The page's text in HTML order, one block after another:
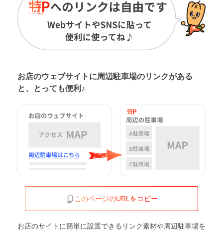
お店のウェブサイトに周辺駐車場のリンクがある
と、とっても便利♪
このページのURLをコピー
お店のサイトに簡単に設置できるリンク素材や周辺駐車場を